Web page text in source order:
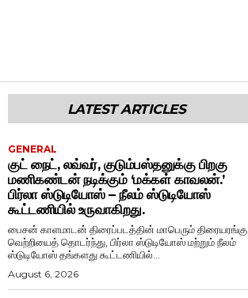
LATEST ARTICLES
GENERAL
குட் நைட், லவ்வர், குடும்பஸ்தனுக்கு பிறகு
மணிகண்டன் நடிக்கும் ‘மக்கள் காவலன்.’
பிர்லா ஸ்டுடியோஸ் – நீலம் ஸ்டுடியோஸ்
கூட்டணியில் உருவாகிறது.
பைசன் காளமாடன் திரைப்படத்தின் மாபெரும் திரையரங்கு
வெற்றியைத் தொடர்ந்து, பிர்லா ஸ்டுடியோஸ் மற்றும் நீலம்
ஸ்டுடியோஸ் தங்களது கூட்டணியில்...
August 6, 2026